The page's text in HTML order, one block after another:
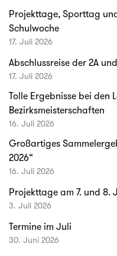
Projekttage, Sporttag
Schulwoche
17. Juli 2026
Abschlussreise der 2A
17. Juli 2026
Tolle Ergebnisse bei den
Bezirksmeisterschaften
16. Juli 2026
Großartiges
2026“
16. Juli 2026
Projekttage am 7. und 8.
3. Juli 2026
Termine im Juli
30. Juni 2026